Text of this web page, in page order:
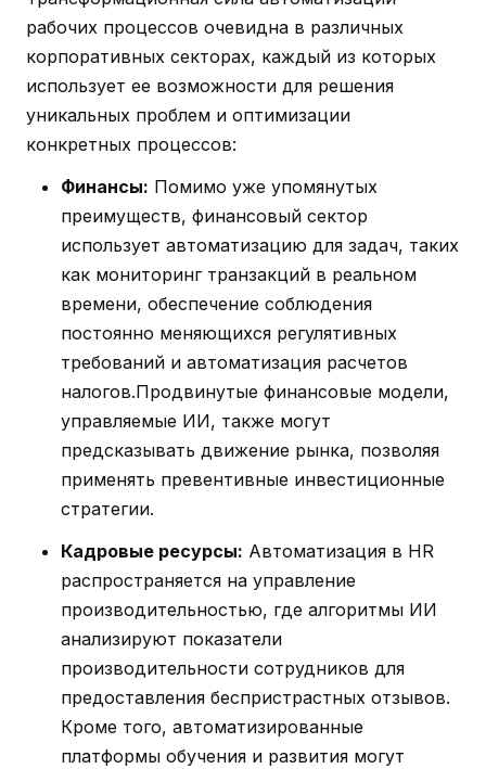
рабочих процессов очевидна в различных
корпоративных секторах, каждый из которых
использует ее возможности для решения
уникальных проблем и оптимизации
конкретных процессов:
Финансы: Помимо уже упомянутых
преимуществ, финансовый сектор
использует автоматизацию для задач, таких
как мониторинг транзакций в реальном
времени, обеспечение соблюдения
постоянно меняющихся регулятивных
требований и автоматизация расчетов
налогов.Продвинутые финансовые модели,
управляемые ИИ, также могут
предсказывать движение рынка, позволяя
применять превентивные инвестиционные
стратегии.
Кадровые ресурсы: Автоматизация в HR
распространяется на управление
производительностью, где алгоритмы ИИ
анализируют показатели
производительности сотрудников для
предоставления беспристрастных отзывов.
Кроме того, автоматизированные
платформы обучения и развития могут